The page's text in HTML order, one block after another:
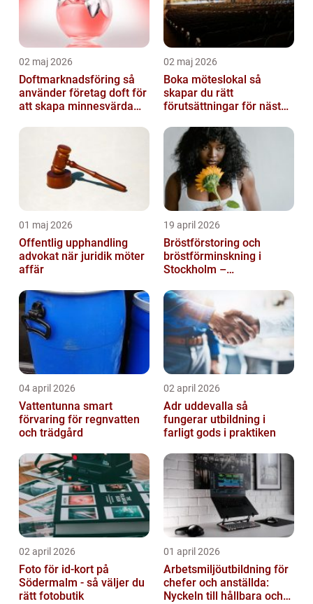
02 maj 2026
Doftmarknadsföring så
använder företag doft för
att skapa minnesvärda
02 maj 2026
Boka möteslokal så
skapar du rätt
förutsättningar för nästa
01 maj 2026
Offentlig upphandling
advokat när juridik möter
affär
19 april 2026
Bröstförstoring och
bröstförminskning i
Stockholm –
04 april 2026
Vattentunna smart
förvaring för regnvatten
och trädgård
02 april 2026
Adr uddevalla så
fungerar utbildning i
farligt gods i praktiken
02 april 2026
Foto för id-kort på
Södermalm - så väljer du
rätt fotobutik
01 april 2026
Arbetsmiljöutbildning för
chefer och anställda:
Nyckeln till hållbara och